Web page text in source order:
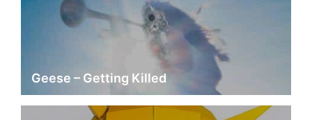
Geese – Getting Killed